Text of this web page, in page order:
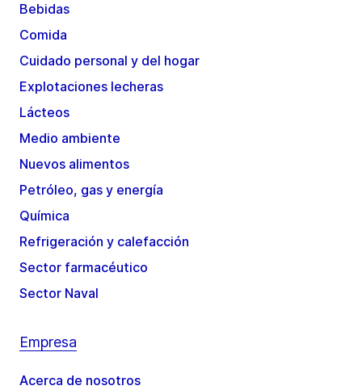
Bebidas
Comida
Cuidado personal y del hogar
Explotaciones lecheras
Lácteos
Medio ambiente
Nuevos alimentos
Petróleo, gas y energía
Química
Refrigeración y calefacción
Sector farmacéutico
Sector Naval
Empresa
Acerca de nosotros